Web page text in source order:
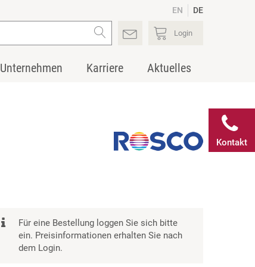
EN DE
Login
Unternehmen Karriere Aktuelles
Kontakt
Für eine Bestellung loggen Sie sich bitte
ein. Preisinformationen erhalten Sie nach
dem Login.